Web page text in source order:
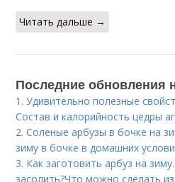
Читать дальше →
Последние обновления
1.Удивительно полезные
Состав и калорийность цедры
2.Соленые арбузы в бочке на
зиму в бочке в домашних
3. Как заготовить арбуз на
засолить?Что можно сделать